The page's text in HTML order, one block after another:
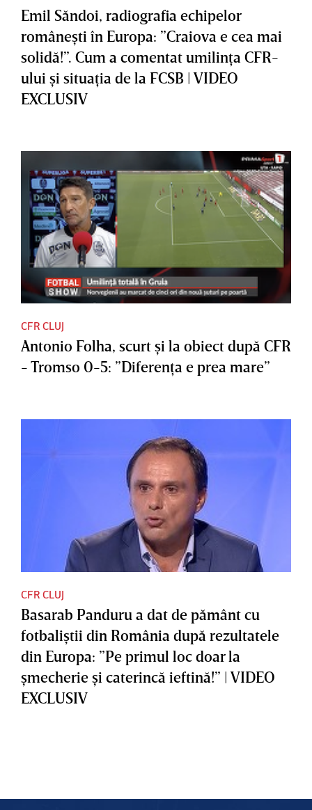
Emil Săndoi, radiografia echipelor
româneşti în Europa: ”Craiova e cea mai
solidă!”. Cum a comentat umilinţa CFR-
ului şi situaţia de la FCSB | VIDEO
EXCLUSIV
CFR CLUJ
Antonio Folha, scurt şi la obiect după CFR
- Tromso 0-5: ”Diferenţa e prea mare”
CFR CLUJ
Basarab Panduru a dat de pământ cu
fotbaliştii din România după rezultatele
din Europa: ”Pe primul loc doar la
şmecherie şi caterincă ieftină!” | VIDEO
EXCLUSIV